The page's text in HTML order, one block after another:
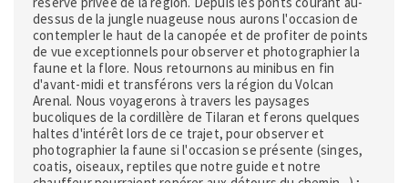
dessus de la jungle nuageuse nous aurons l'occasion de
contempler le haut de la canopée et de profiter de points
de vue exceptionnels pour observer et photographier la
faune et la flore. Nous retournons au minibus en fin
d'avant-midi et transférons vers la région du Volcan
Arenal. Nous voyagerons à travers les paysages
bucoliques de la cordillère de Tilaran et ferons quelques
haltes d'intérêt lors de ce trajet, pour observer et
photographier la faune si l'occasion se présente (singes,
coatis, oiseaux, reptiles que notre guide et notre